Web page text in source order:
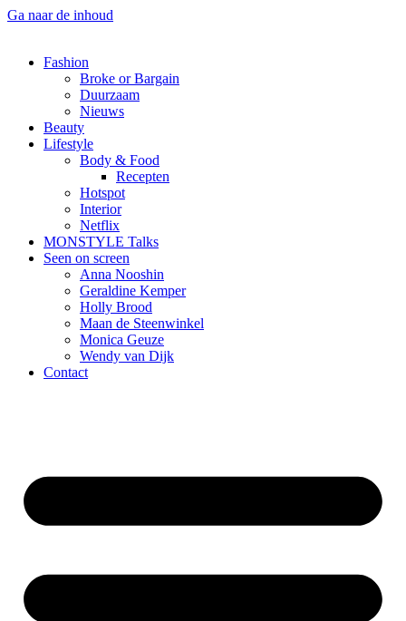
Ga naar de inhoud
Fashion
Broke or Bargain
Duurzaam
Nieuws
Beauty
Lifestyle
Body & Food
Recepten
Hotspot
Interior
Netflix
MONSTYLE Talks
Seen on screen
Anna Nooshin
Geraldine Kemper
Holly Brood
Maan de Steenwinkel
Monica Geuze
Wendy van Dijk
Contact